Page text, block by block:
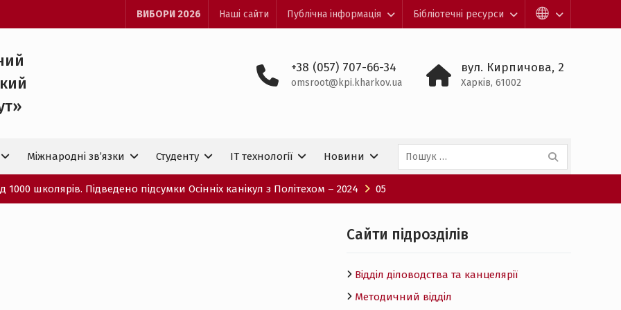
ВИБОРИ 2026 Наші сайти Публічна інформація Бібліотечні ресурси
+38 (057) 707-66-34
omsroot@kpi.kharkov.ua
вул. Кирпичова, 2
Харків, 61002
Міжнародні зв’язки Студенту IT технологiї Новини
Пошук:
школярів. Підведено підсумки Осінніх канікул з Політехом – 2024 05
Cайти підрозділів
Відділ діловодства та канцелярії
Методичний відділ